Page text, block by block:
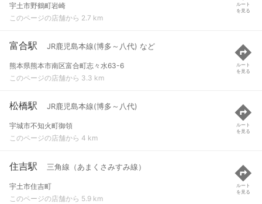
宇土市野鶴町岩崎
このページの店舗から 2.7 km
ルート
を見る
富合駅 JR鹿児島本線(博多～八代) など
熊本県熊本市南区富合町志々水63-6
このページの店舗から 3.3 km
ルート
を見る
松橋駅 JR鹿児島本線(博多～八代)
宇城市不知火町御領
このページの店舗から 4 km
ルート
を見る
住吉駅 三角線（あまくさみすみ線）
宇土市住吉町
このページの店舗から 5.9 km
ルート
を見る